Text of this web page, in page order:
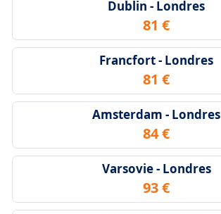
Dublin - Londres
81 €
Francfort - Londres
81 €
Amsterdam - Londres
84 €
Varsovie - Londres
93 €